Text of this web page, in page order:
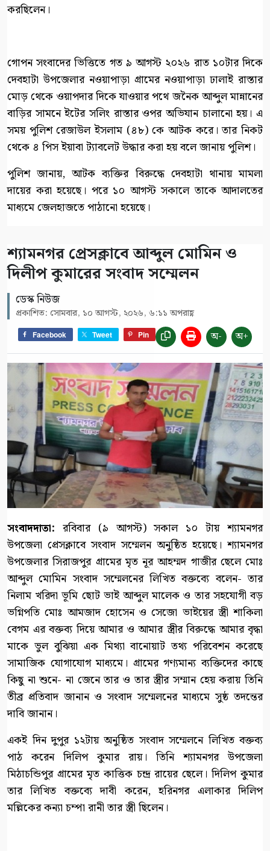
করছিলেন।
গোপন সংবাদের ভিত্তিতে গত ৯ আগস্ট ২০২৬ রাত ১০টার দিকে
দেবহাটা উপজেলার নওয়াপাড়া গ্রামের নওয়াপাড়া ঢালাই রাস্তার
মোড় থেকে ওয়াপদার দিকে যাওয়ার পথে জনৈক আব্দুল মান্নানের
বাড়ির সামনে ইটের সলিং রাস্তার ওপর অভিযান চালানো হয়। এ
সময় পুলিশ রেজাউল ইসলাম (৪৮) কে আটক করে। তার নিকট
থেকে ৪ পিস ইয়াবা ট্যাবলেট উদ্ধার করা হয় বলে জানায় পুলিশ।
পুলিশ জানায়, আটক ব্যক্তির বিরুদ্ধে দেবহাটা থানায় মামলা
দায়ের করা হয়েছে। পরে ১০ আগস্ট সকালে তাকে আদালতের
মাধ্যমে জেলহাজতে পাঠানো হয়েছে।
শ্যামনগর প্রেসক্লাবে আব্দুল মোমিন ও
দিলীপ কুমারের সংবাদ সম্মেলন
ডেস্ক নিউজ
প্রকাশিত: সোমবার, ১০ আগস্ট, ২০২৬, ৬:১১ অপরাহ্ণ
Facebook Tweet Pin অ- অ+
সংবাদদাতা: রবিবার (৯ আগস্ট) সকাল ১০ টায় শ্যামনগর
উপজেলা প্রেসক্লাবে সংবাদ সম্মেলন অনুষ্ঠিত হয়েছে। শ্যামনগর
উপজেলার সিরাজপুর গ্রামের মৃত নূর আহম্মদ গাজীর ছেলে মোঃ
আব্দুল মোমিন সংবাদ সম্মেলনের লিখিত বক্তব্যে বলেন- তার
নিলাম খরিদা ভূমি ছোট ভাই আব্দুল মালেক ও তার সহযোগী বড়
ভগ্নিপতি মোঃ আমজাদ হোসেন ও সেজো ভাইয়ের স্ত্রী শাকিলা
বেগম এর বক্তব্য দিয়ে আমার ও আমার স্ত্রীর বিরুদ্ধে আমার বৃদ্ধা
মাকে ভুল বুঝিয়া এক মিথ্যা বানোয়াট তথ্য পরিবেশন করেছে
সামাজিক যোগাযোগ মাধ্যমে। গ্রামের গণ্যমান্য ব্যক্তিদের কাছে
কিছু না শুনে- না জেনে তার ও তার স্ত্রীর সম্মান হেয় করায় তিনি
তীব্র প্রতিবাদ জানান ও সংবাদ সম্মেলনের মাধ্যমে সুষ্ঠ তদন্তের
দাবি জানান।
একই দিন দুপুর ১২টায় অনুষ্ঠিত সংবাদ সম্মেলনে লিখিত বক্তব্য
পাঠ করেন দিলিপ কুমার রায়। তিনি শ্যামনগর উপজেলা
মিঠাচন্ডিপুর গ্রামের মৃত কাত্তিক চন্দ্র রায়ের ছেলে। দিলিপ কুমার
তার লিখিত বক্তব্যে দাবী করেন, হরিনগর এলাকার দিলিপ
মল্লিকের কন্যা চম্পা রানী তার স্ত্রী ছিলেন।